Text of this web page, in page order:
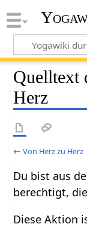
Quelltext
Herz
←Von Herz zu Herz
Du bist aus
berechtigt,
Diese Aktion